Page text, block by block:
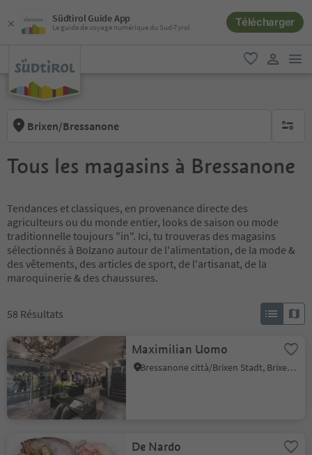
Südtirol Guide App
Le guide de voyage numérique du Sud-Tyrol Télécharger
favori
Brixen/Bressanone aucun
Tous les magasins à Bressanone
Tendances et classiques, en provenance directe des
agriculteurs ou du monde entier, looks de saison ou mode
traditionnelle toujours "in". Ici, tu trouveras des magasins
sélectionnés à Bolzano autour de l'alimentation, de la mode &
des vêtements, des articles de sport, de l'artisanat, de la
maroquinerie & des chaussures.
58 Résultats
Maximilian Uomo
Bressanone città/Brixen Stadt, Brixen/Bressanone, Brixen/Bressanone and environs
De Nardo